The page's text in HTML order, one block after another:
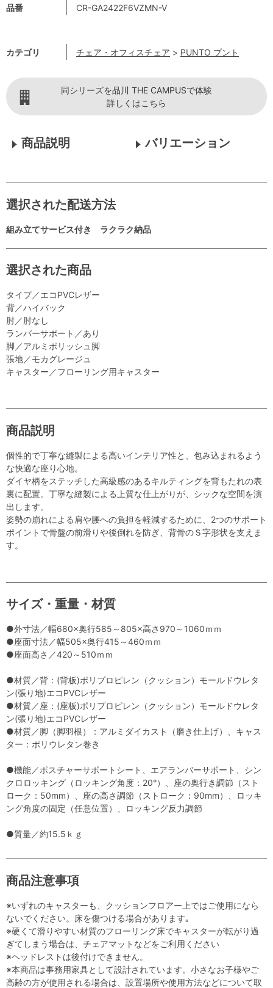
品番 CR-GA2422F6VZMN-V
カテゴリ チェア・オフィスチェア > PUNTO プント
同シリーズを品川 THE CAMPUSで体験
詳しくはこちら
商品説明 バリエーション
選択された配送方法
組み立てサービス付き ラクラク納品
選択された商品
タイプ／エコPVCレザー
背／ハイバック
肘／肘なし
ランバーサポート／あり
脚／アルミポリッシュ脚
張地／モカグレージュ
キャスター／フローリング用キャスター
商品説明
個性的で丁寧な縫製による高いインテリア性と、包み込まれるよう
な快適な座り心地。
ダイヤ柄をステッチした高級感のあるキルティングを背もたれの表
裏に配置。丁寧な縫製による上質な仕上がりが、シックな空間を演
出します。
姿勢の崩れによる肩や腰への負担を軽減するために、2つのサポート
ポイントで骨盤の前滑りや後倒れを防ぎ、背骨のＳ字形状を支えま
す。
サイズ・重量・材質
●外寸法／幅680×奥行585～805×高さ970～1060ｍｍ
●座面寸法／幅505×奥行415～460ｍｍ
●座面高さ／420～510ｍｍ
●材質／背：(背板)ポリプロピレン（クッション）モールドウレタ
ン(張り地)エコPVCレザー
●材質／座：(座板)ポリプロピレン（クッション）モールドウレタ
ン(張り地)エコPVCレザー
●材質／脚（脚羽根）：アルミダイカスト（磨き仕上げ）、キャス
ター：ポリウレタン巻き
●機能／ポスチャーサポートシート、エアランバーサポート、シン
クロロッキング（ロッキング角度：20°）、座の奥行き調節（スト
ローク：50mm）、座の高さ調節（ストローク：90mm）、ロッキ
ング角度の固定（任意位置）、ロッキング反力調節
●質量／約15.5ｋｇ
商品注意事項
※いずれのキャスターも、クッションフロアー上ではご使用になら
ないでください。床を傷つける場合があります｡
※硬くて滑りやすい材質のフローリング床でキャスターが転がり過
ぎてしまう場合は、チェアマットなどをご利用ください
※ヘッドレストは後付けできません。
※本商品は事務用家具として設計されています。小さなお子様やご
高齢の方が使用される場合は、設置場所や使用方法などについて取